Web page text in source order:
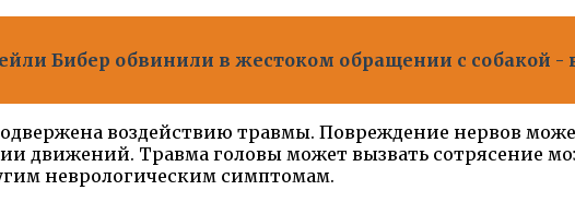
Бибер обвинили в жестоком обращении с собакой -
воздействию травмы. Повреждение нервов
движений. Травма головы может вызвать сотрясение
неврологическим симптомам.